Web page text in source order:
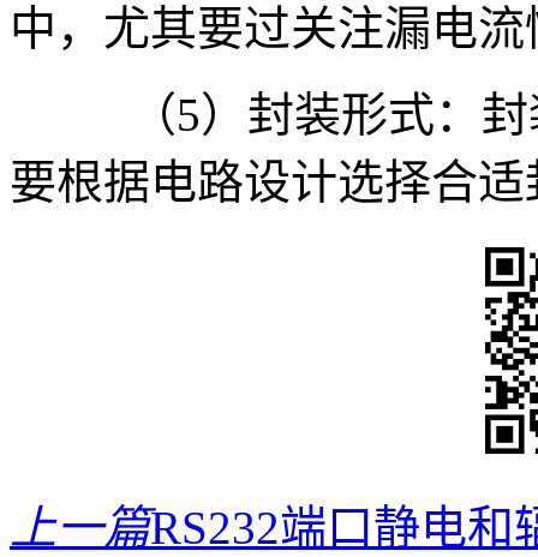
中，尤其要过关注漏电
（5）封装形式：
要根据电路设计选择合
上一篇RS232端口静电